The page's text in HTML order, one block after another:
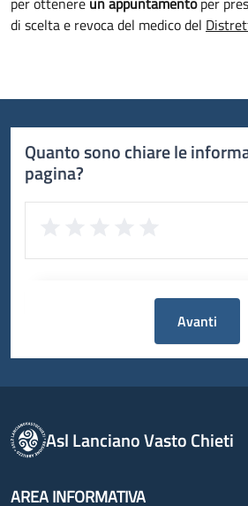
di scelta e revoca del medico del
Quanto sono chiare le
pagina?
Avanti
Asl Lanciano Vasto Chieti
AREA INFORMATIVA